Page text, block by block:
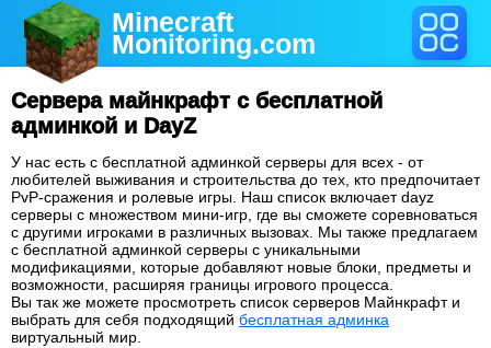
Minecraft
Monitoring.com
Сервера майнкрафт с бесплатной
админкой и DayZ
У нас есть с бесплатной админкой серверы для всех - от
любителей выживания и строительства до тех, кто предпочитает
PvP-сражения и ролевые игры. Наш список включает dayz
серверы с множеством мини-игр, где вы сможете соревноваться
с другими игроками в различных вызовах. Мы также предлагаем
с бесплатной админкой серверы с уникальными
модификациями, которые добавляют новые блоки, предметы и
возможности, расширяя границы игрового процесса.
Вы так же можете просмотреть список серверов Майнкрафт и
выбрать для себя подходящий бесплатная админка
виртуальный мир.